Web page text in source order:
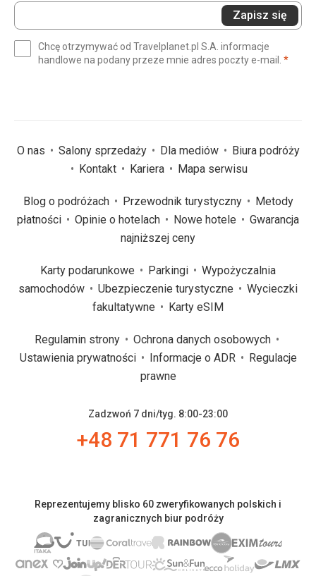
Wprowadź
swój
(wymagane)
Zapisz się
Chcę otrzymywać od Travelplanet.pl S.A. informacje
handlowe na podany przeze mnie adres poczty e-mail. *
O nas Salony sprzedaży Dla mediów
Biura podróży
Kontakt
Kariera Mapa serwisu
Blog o podróżach Przewodnik turystyczny
Metody
płatności
Opinie o hotelach Nowe hotele
Gwarancja
najniższej ceny
Karty podarunkowe Parkingi
Wypożyczalnia
samochodów
Ubezpieczenie turystyczne
Wycieczki
fakultatywne
Karty eSIM
Regulamin strony
Ochrona danych osobowych
Ustawienia prywatności
Informacje o ADR
Regulacje
prawne
Zadzwoń 7 dni/tyg. 8:00-23:00
+48 71 771 76 76
Reprezentujemy blisko 60 zweryfikowanych polskich i
zagranicznych biur podróży